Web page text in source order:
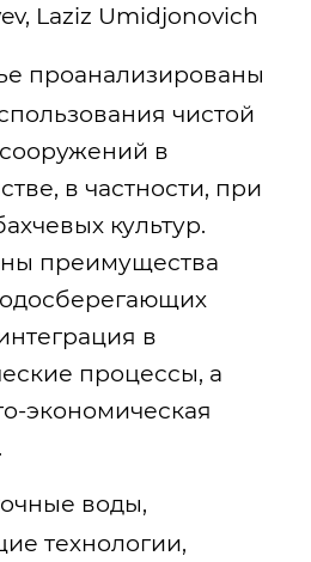
Laziz Umidjonovich
проанализированы
чистой
в
в частности, при
культур.
преимущества
в
процессы, а
экономическая
воды,
технологии,